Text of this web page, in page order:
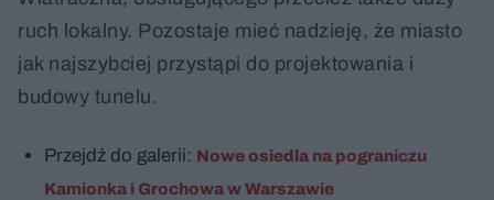
ruch lokalny. Pozostaje mieć nadzieję, że miasto
jak najszybciej przystąpi do projektowania i
budowy tunelu.
Przejdź do galerii: Nowe osiedla na pograniczu
Kamionka i Grochowa w Warszawie